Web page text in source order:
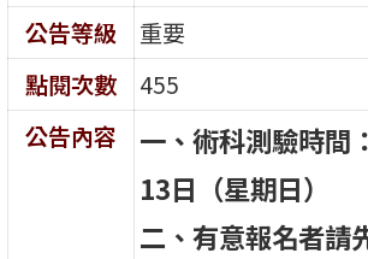
公告等級
重要
點閱次數
455
公告內容
一、術科測驗時間
13日（星期日）
二、有意報名者請